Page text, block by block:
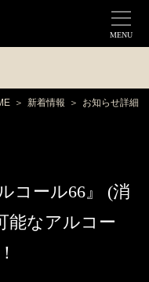
MENU
新着情報 お知らせ詳細
コール66』 (消
能なアルコー